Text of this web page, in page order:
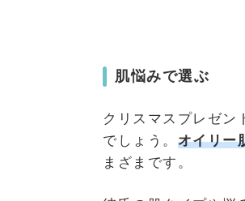
肌悩みで選ぶ
クリスマスプレゼン
でしょう。 オイリー
まざまです。